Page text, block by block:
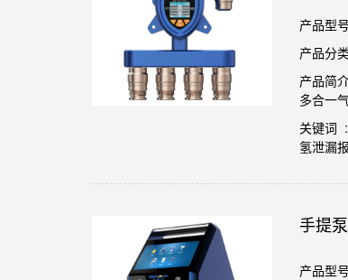
产品型
产品分
产品简
多合一
关键词
氢泄漏
手提
产品型